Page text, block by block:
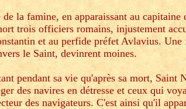
la famine, en apparaissant au capitaine
trois officiers romains, injustement
et au perfide préfet Avlavius.
le Saint, devinrent moines.
pendant sa vie qu'après sa mort, Saint
des navires en détresse et ceux qui
des navigateurs. C'est ainsi qu'il